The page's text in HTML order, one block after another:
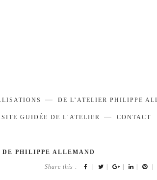
DE L’ATELIER PHILIPPE
GUIDÉE DE L’ATELIER CONTACT
PHILIPPE ALLEMAND
Share this :